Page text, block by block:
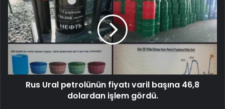
Rus Ural petrolünün fiyatı varil başına 46,8
dolardan işlem gördü.